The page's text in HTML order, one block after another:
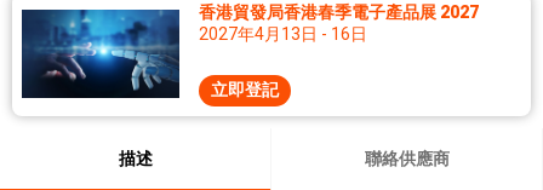
香港貿發局香港春季電子產品展 2027
2027年4月13日 - 16日
立即登記
描述 聯絡供應商